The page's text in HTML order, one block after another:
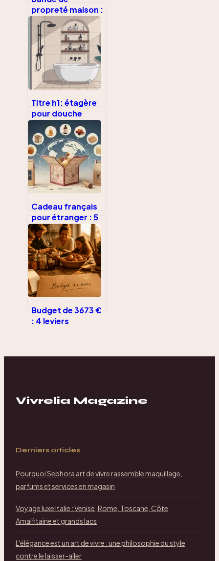
propreté maison :
guide complet
pour bien la
concevoir
Titre h1: étagère
pour douche
italienne : idées,
choix et
installation sans
faux pas
Cadeau français
pour étranger : 5
idées
authentiques et
conseils
logistiques pour
réussir votre
envoi
Budget de 3673 €
: 4 leviers
Vivrelia Magazine
Derniers articles
Pourquoi Sephora art de vivre rassemble maquillage,
parfums et services en magasin
Voyage luxe Italie : Venise, Rome, Toscane, Côte
Amalfitaine et grands lacs
L'élégance est un art de vivre : une philosophie du style
contre le laisser-aller